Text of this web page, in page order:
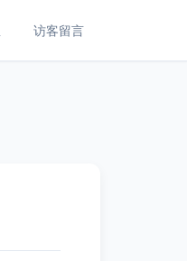
访客留言